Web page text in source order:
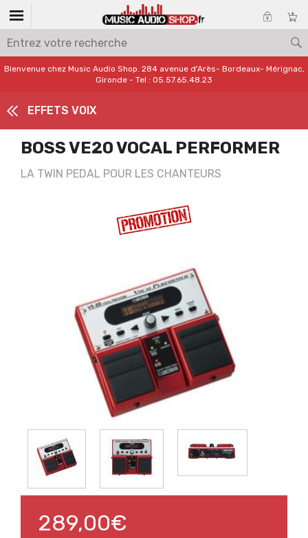
Bienvenue chez Music Audio Shop. 284 avenue d'Arès- Bordeaux- Mérignac,
Gironde - Tel : 05.57.65.48.23
EFFETS VOIX
BOSS VE20 VOCAL PERFORMER
LA TWIN PEDAL POUR LES CHANTEURS
289,00€